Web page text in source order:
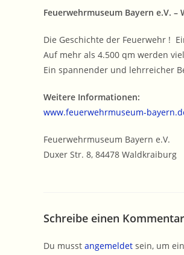
Feuerwehrmuseum Bayern e.V. –
Die Geschichte der Feuerwehr !
Auf mehr als 4.500 qm werden
Ein spannender und lehrreicher
Weitere Informationen:
www.feuerwehrmuseum-
Feuerwehrmuseum Bayern e.V.
Duxer Str. 8, 84478 Waldkraiburg
Schreibe einen Kommentar
Du musst angemeldet sein, um